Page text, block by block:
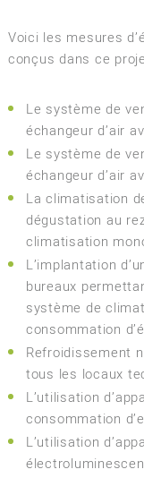
Voici les mesures
conçus dans ce
Le système de
échangeur d’air
Le système de
échangeur d’air
La climatisation
dégustation au
climatisation
L’implantation
bureaux
système de
consommation
Refroidissement
tous les locaux
L’utilisation
consommation
L’utilisation